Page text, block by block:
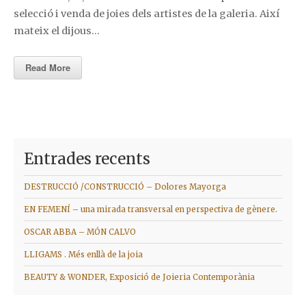
selecció i venda de joies dels artistes de la galeria. Així
mateix el dijous…
Read More
Entrades recents
DESTRUCCIÓ /CONSTRUCCIÓ – Dolores Mayorga
EN FEMENÍ – una mirada transversal en perspectiva de gènere.
OSCAR ABBA – MÓN CALVO
LLIGAMS . Més enllà de la joia
BEAUTY & WONDER, Exposició de Joieria Contemporània